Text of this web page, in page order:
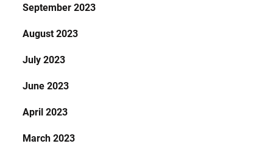
September 2023
August 2023
July 2023
June 2023
April 2023
March 2023